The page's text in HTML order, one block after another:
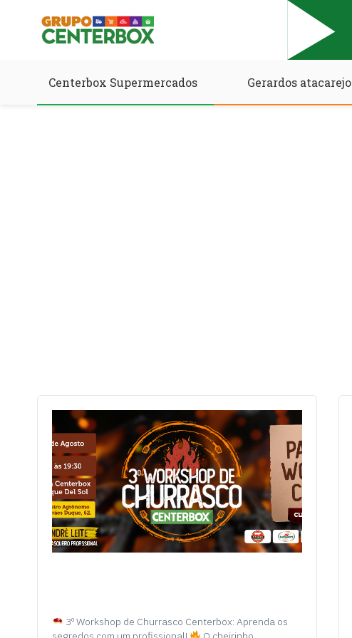
Centerbox Supermercados Gerardos atacarejo
3º Workshop de Churrasco Centerbox: Aprenda os